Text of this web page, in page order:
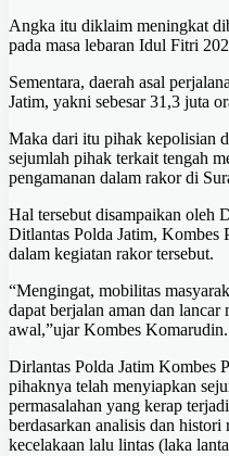
Angka itu diklaim meningkat
pada masa lebaran Idul Fitri
Sementara, daerah asal
Jatim, yakni sebesar 31,3 juta
Maka dari itu pihak kepolisian
sejumlah pihak terkait tengah
pengamanan dalam rakor di
Hal tersebut disampaikan oleh
Ditlantas Polda Jatim,
dalam kegiatan rakor tersebut.
“Mengingat, mobilitas
dapat berjalan aman dan
awal,”ujar Kombes Komarudin.
Dirlantas Polda Jatim Kombes
pihaknya telah menyiapkan
permasalahan yang kerap
berdasarkan analisis dan
kecelakaan lalu lintas (laka